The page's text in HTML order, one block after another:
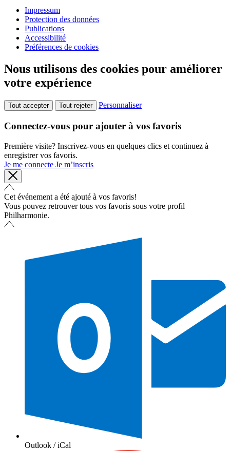
Impressum
Protection des données
Publications
Accessibilité
Préférences de cookies
Nous utilisons des cookies pour améliorer
votre expérience
Tout accepter Tout rejeter Personnaliser
Connectez-vous pour ajouter à vos favoris
Première visite? Inscrivez-vous en quelques clics et continuez à
enregistrer vos favoris.
Je me connecte Je m’inscris
Cet événement a été ajouté à vos favoris!
Vous pouvez retrouver tous vos favoris sous votre profil
Philharmonie.
Outlook / iCal